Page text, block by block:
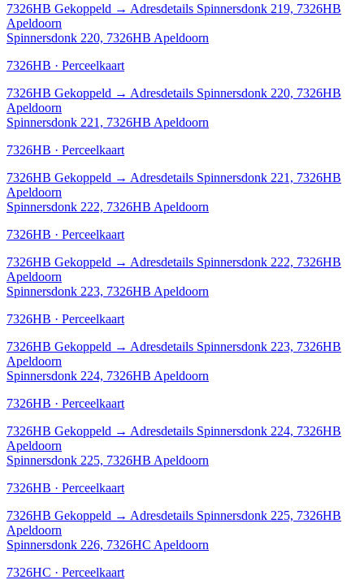
7326HB Gekoppeld → Adresdetails Spinnersdonk 219, 7326HB
Apeldoorn
Spinnersdonk 220, 7326HB Apeldoorn
7326HB · Perceelkaart
7326HB Gekoppeld → Adresdetails Spinnersdonk 220, 7326HB
Apeldoorn
Spinnersdonk 221, 7326HB Apeldoorn
7326HB · Perceelkaart
7326HB Gekoppeld → Adresdetails Spinnersdonk 221, 7326HB
Apeldoorn
Spinnersdonk 222, 7326HB Apeldoorn
7326HB · Perceelkaart
7326HB Gekoppeld → Adresdetails Spinnersdonk 222, 7326HB
Apeldoorn
Spinnersdonk 223, 7326HB Apeldoorn
7326HB · Perceelkaart
7326HB Gekoppeld → Adresdetails Spinnersdonk 223, 7326HB
Apeldoorn
Spinnersdonk 224, 7326HB Apeldoorn
7326HB · Perceelkaart
7326HB Gekoppeld → Adresdetails Spinnersdonk 224, 7326HB
Apeldoorn
Spinnersdonk 225, 7326HB Apeldoorn
7326HB · Perceelkaart
7326HB Gekoppeld → Adresdetails Spinnersdonk 225, 7326HB
Apeldoorn
Spinnersdonk 226, 7326HC Apeldoorn
7326HC · Perceelkaart